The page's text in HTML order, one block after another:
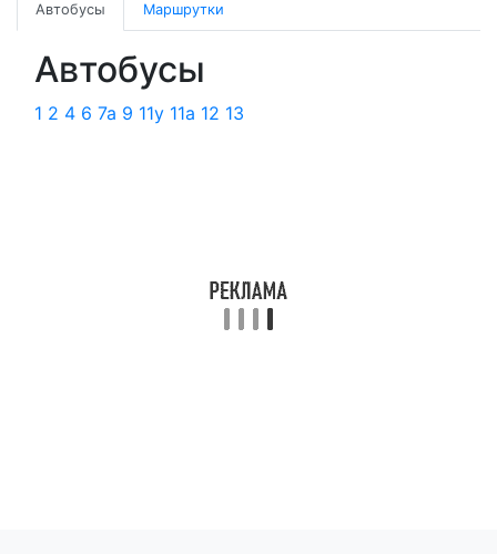
Автобусы Маршрутки
Автобусы
1 2 4 6 7а 9 11у 11а 12 13